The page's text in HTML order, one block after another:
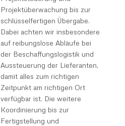
Projektüberwachung bis zur
schlüsselfertigen Übergabe.
Dabei achten wir insbesondere
auf reibungslose Abläufe bei
der Beschaffungslogistik und
Aussteuerung der Lieferanten,
damit alles zum richtigen
Zeitpunkt am richtigen Ort
verfügbar ist. Die weitere
Koordinierung bis zur
Fertigstellung und